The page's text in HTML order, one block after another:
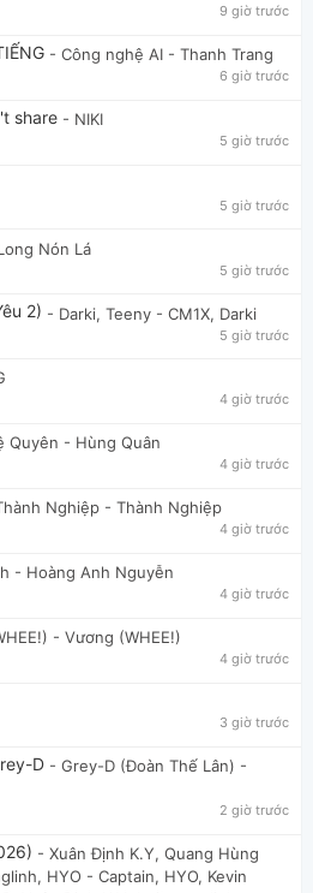
9 giờ trước
- Công nghệ AI - Thanh Trang
6 giờ trước
share - NIKI
5 giờ trước
5 giờ trước
Nón Lá
5 giờ trước
2) - Darki, Teeny - CM1X, Darki
5 giờ trước
4 giờ trước
Quyên - Hùng Quân
4 giờ trước
Nghiệp - Thành Nghiệp
4 giờ trước
- Hoàng Anh Nguyễn
4 giờ trước
- Vương (WHEE!)
4 giờ trước
3 giờ trước
D - Grey-D (Đoàn Thế Lân) -
2 giờ trước
- Xuân Định K.Y, Quang Hùng
HYO - Captain, HYO, Kevin